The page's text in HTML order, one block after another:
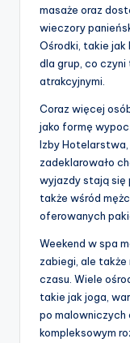
masaże oraz
wieczory
Ośrodki, takie jak
dla grup, co
atrakcyjnymi.
Coraz więcej
jako formę
Izby
zadeklarowało
wyjazdy stają się
także wśród
oferowanych
Weekend w spa
zabiegi, ale
czasu. Wiele
takie jak joga,
po malowniczych
kompleksowym